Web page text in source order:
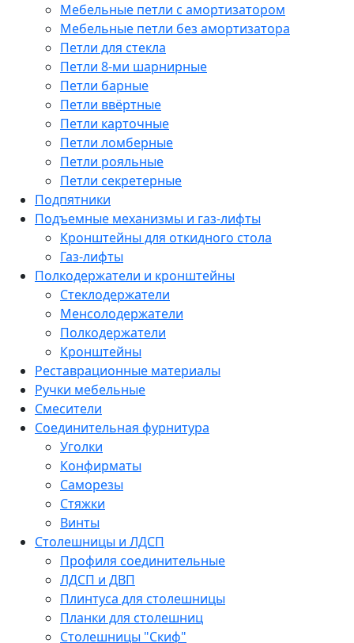
Мебельные петли с амортизатором
Мебельные петли без амортизатора
Петли для стекла
Петли 8-ми шарнирные
Петли барные
Петли ввёртные
Петли карточные
Петли ломберные
Петли рояльные
Петли секретерные
Подпятники
Подъемные механизмы и газ-лифты
Кронштейны для откидного стола
Газ-лифты
Полкодержатели и кронштейны
Стеклодержатели
Менсолодержатели
Полкодержатели
Кронштейны
Реставрационные материалы
Ручки мебельные
Смесители
Соединительная фурнитура
Уголки
Конфирматы
Саморезы
Стяжки
Винты
Столешницы и ЛДСП
Профиля соединительные
ЛДСП и ДВП
Плинтуса для столешницы
Планки для столешниц
Столешницы "Скиф"